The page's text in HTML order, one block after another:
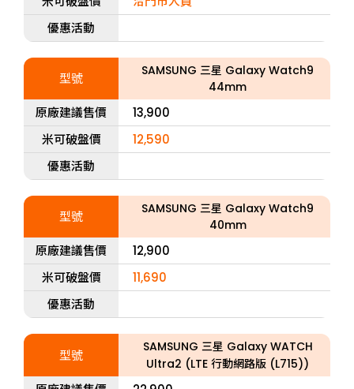
優惠活動
型號
SAMSUNG 三星 Galaxy Watch9
44mm
原廠建議售價
13,900
米可破盤價
12,590
優惠活動
型號
SAMSUNG 三星 Galaxy Watch9
40mm
原廠建議售價
12,900
米可破盤價
11,690
優惠活動
型號
SAMSUNG 三星 Galaxy WATCH
Ultra2 (LTE 行動網路版 (L715))